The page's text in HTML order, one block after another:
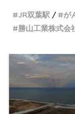
JR双葉駅 が
勝山工業株式会